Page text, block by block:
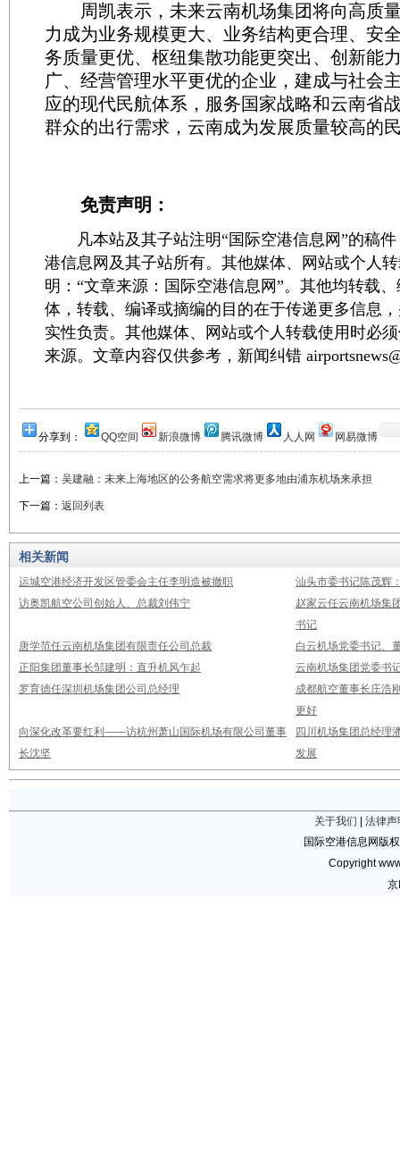
周凯表示，未来云南机场集团将向高质
力成为业务规模更大、业务结构更合理、安
务质量更优、枢纽集散功能更突出、创新能
广、经营管理水平更优的企业，建成与社会
应的现代民航体系，服务国家战略和云南省
群众的出行需求，云南成为发展质量较高的
免责声明：
凡本站及其子站注明“国际空港信息网”的稿件
港信息网及其子站所有。其他媒体、网站或个人
明：“文章来源：国际空港信息网”。其他均转载
体，转载、编译或摘编的目的在于传递更多信息
实性负责。其他媒体、网站或个人转载使用时必
来源。文章内容仅供参考，新闻纠错
分享到： QQ空间 新浪微博 腾讯微博 人人网 网易微博
上一篇： 吴建融：未来上海地区的公务航空需求将更多地由浦东机场来承担
下一篇： 返回列表
相关新闻
运城空港经济开发区管委会主任李明造被撤职
汕头市委书记陈茂辉
访奥凯航空公司创始人、总裁刘伟宁
赵家云任云南机场集
书记
唐学范任云南机场集团有限责任公司总裁
白云机场党委书记、
正阳集团董事长邹建明：直升机风乍起
云南机场集团党委书
罗育德任深圳机场集团公司总经理
成都航空董事长庄浩
更好
向深化改革要红利——访杭州萧山国际机场有限公司董事
长沈坚
四川机场集团总经理
发展
关于我们
法律声
国际空港信息网版
Copyright